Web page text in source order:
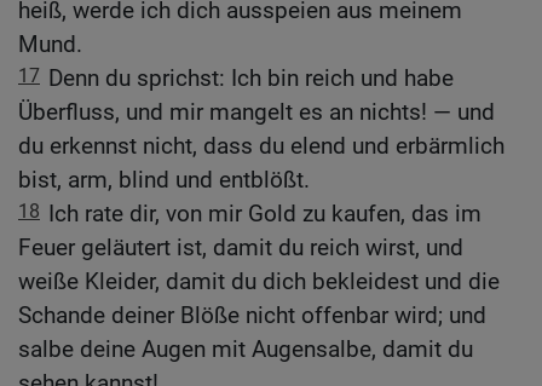
heiß, werde ich dich ausspeien aus meinem
Mund.
17 Denn du sprichst: Ich bin reich und habe
Überfluss, und mir mangelt es an nichts! — und
du erkennst nicht, dass du elend und erbärmlich
bist, arm, blind und entblößt.
18 Ich rate dir, von mir Gold zu kaufen, das im
Feuer geläutert ist, damit du reich wirst, und
weiße Kleider, damit du dich bekleidest und die
Schande deiner Blöße nicht offenbar wird; und
salbe deine Augen mit Augensalbe, damit du